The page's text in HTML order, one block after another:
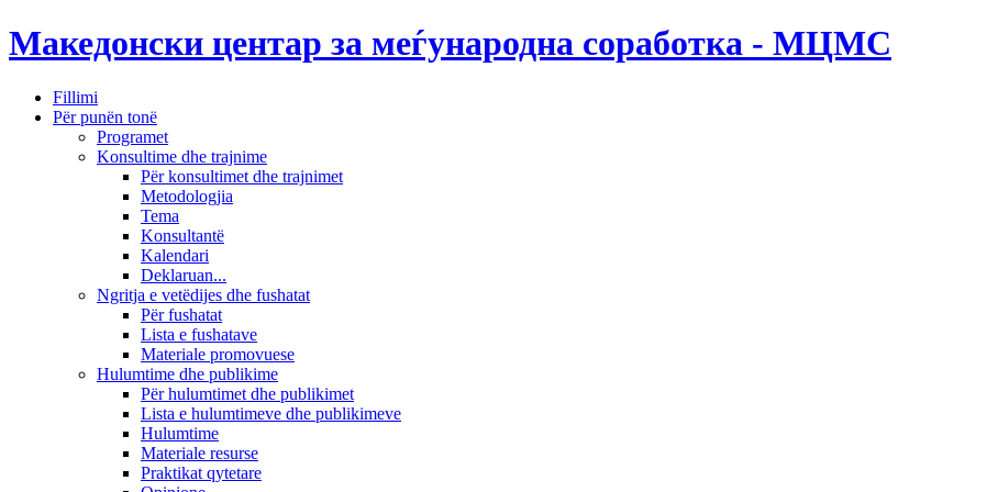
Македонски центар за меѓународна соработка - МЦМС
Fillimi
Për punën tonë
Programet
Konsultime dhe trajnime
Për konsultimet dhe trajnimet
Metodologjia
Tema
Konsultantë
Kalendari
Deklaruan...
Ngritja e vetëdijes dhe fushatat
Për fushatat
Lista e fushatave
Materiale promovuese
Hulumtime dhe publikime
Për hulumtimet dhe publikimet
Lista e hulumtimeve dhe publikimeve
Hulumtime
Materiale resurse
Praktikat qytetare